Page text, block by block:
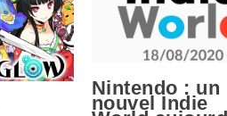
Nintendo : un
nouvel Indie